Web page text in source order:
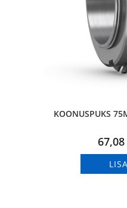
KOONUSPUKS
67,08